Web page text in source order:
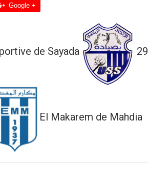
Google +
de Sayada 29
El Makarem de Mahdia